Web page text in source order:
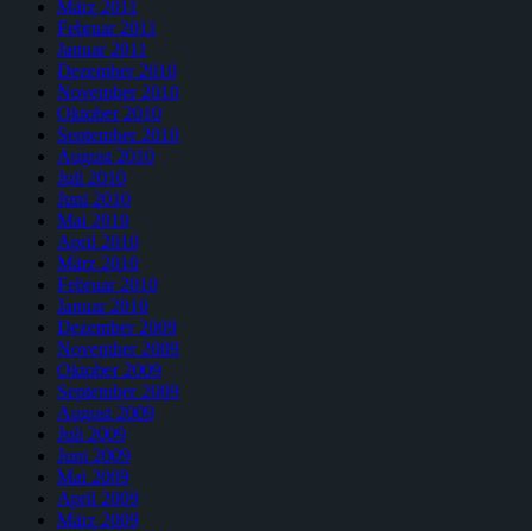
März 2011
Februar 2011
Januar 2011
Dezember 2010
November 2010
Oktober 2010
September 2010
August 2010
Juli 2010
Juni 2010
Mai 2010
April 2010
März 2010
Februar 2010
Januar 2010
Dezember 2009
November 2009
Oktober 2009
September 2009
August 2009
Juli 2009
Juni 2009
Mai 2009
April 2009
März 2009